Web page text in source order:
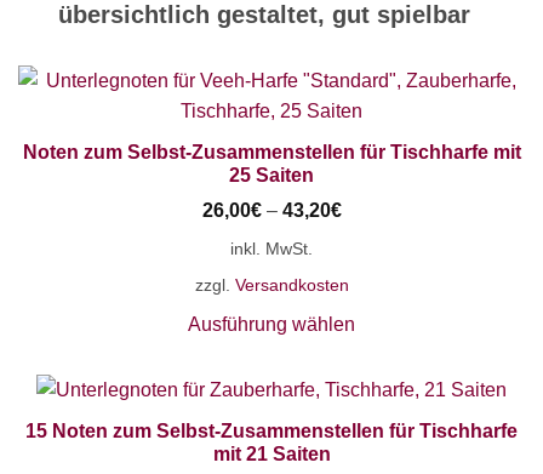
übersichtlich gestaltet, gut spielbar
Noten zum Selbst-Zusammenstellen für Tischharfe mit
25 Saiten
26,00€– 43,20€
inkl. MwSt.
zzgl. Versandkosten
Ausführung wählen
15 Noten zum Selbst-Zusammenstellen für Tischharfe
mit 21 Saiten